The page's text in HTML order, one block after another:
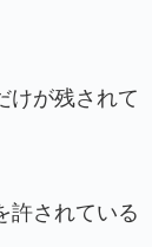
けが残されて
許されている